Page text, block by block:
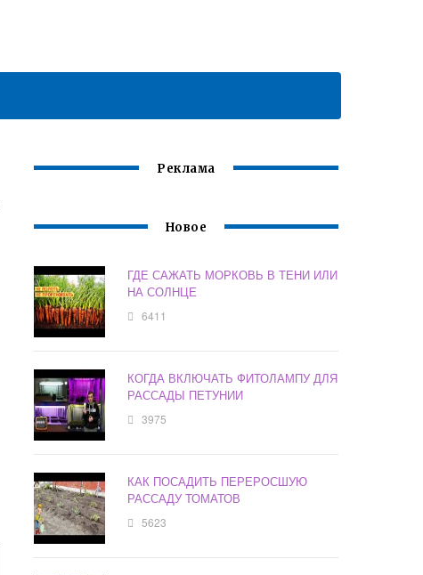
Реклама
Новое
ГДЕ САЖАТЬ МОРКОВЬ В ТЕНИ ИЛИ
НА СОЛНЦЕ
6411
КОГДА ВКЛЮЧАТЬ ФИТОЛАМПУ ДЛЯ
РАССАДЫ ПЕТУНИИ
3975
КАК ПОСАДИТЬ ПЕРЕРОСШУЮ
РАССАДУ ТОМАТОВ
5623